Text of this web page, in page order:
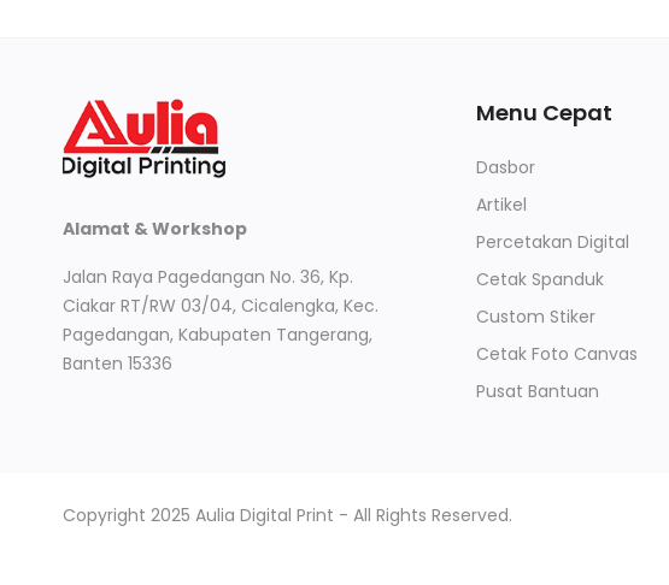
Alamat & Workshop
Jalan Raya Pagedangan No. 36, Kp.
Ciakar RT/RW 03/04, Cicalengka, Kec.
Pagedangan, Kabupaten Tangerang,
Banten 15336
Menu Cepat
Dasbor
Artikel
Percetakan Digital
Cetak Spanduk
Custom Stiker
Cetak Foto Canvas
Pusat Bantuan
Copyright 2025 Aulia Digital Print - All Rights Reserved.